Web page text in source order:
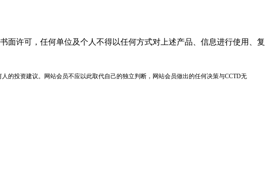
许可，任何单位及个人不得以任何方式对上述产品、信息进行使用、复
的投资建议。网站会员不应以此取代自己的独立判断，网站会员做出的任何决策与CCTD无